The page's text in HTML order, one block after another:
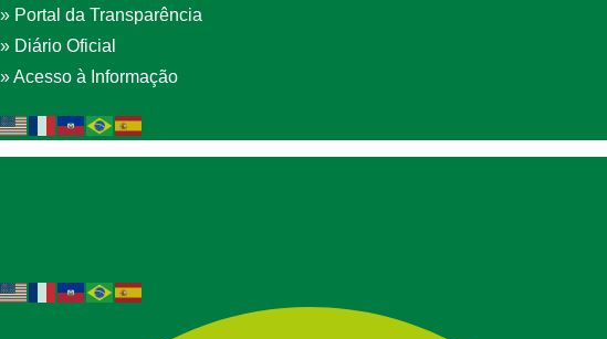
» Portal da Transparência
» Diário Oficial
» Acesso à Informação